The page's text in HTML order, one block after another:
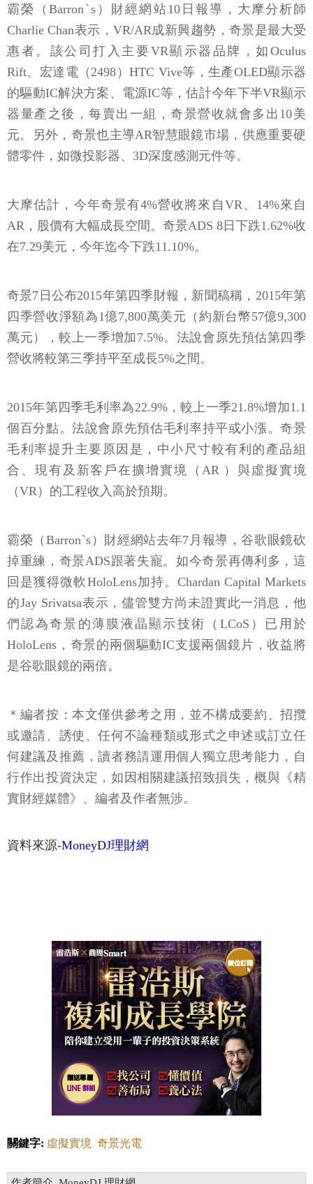
霸榮（Barronˋs）財經網站10日報導，大摩分析師
Charlie Chan表示，VR/AR成新興趨勢，奇景是最大受
惠者。該公司打入主要VR顯示器品牌，如Oculus
Rift、宏達電（2498）HTC Vive等，生產OLED顯示器
的驅動IC解決方案、電源IC等，估計今年下半VR顯示
器量產之後，每賣出一組，奇景營收就會多出10美
元。另外，奇景也主導AR智慧眼鏡市場，供應重要硬
體零件，如微投影器、3D深度感測元件等。
大摩估計，今年奇景有4%營收將來自VR、14%來自
AR，股價有大幅成長空間。奇景ADS 8日下跌1.62%收
在7.29美元，今年迄今下跌11.10%。
奇景7日公布2015年第四季財報，新聞稿稱，2015年第
四季營收淨額為1億7,800萬美元（約新台幣57億9,300
萬元），較上一季增加7.5%。法說會原先預估第四季
營收將較第三季持平至成長5%之間。
2015年第四季毛利率為22.9%，較上一季21.8%增加1.1
個百分點。法說會原先預估毛利率持平或小漲。奇景
毛利率提升主要原因是，中小尺寸較有利的產品組
合、現有及新客戶在擴增實境（AR ）與虛擬實境
（VR）的工程收入高於預期。
霸榮（Barronˋs）財經網站去年7月報導，谷歌眼鏡砍
掉重練，奇景ADS跟著失寵。如今奇景再傳利多，這
回是獲得微軟HoloLens加持。Chardan Capital Markets
的Jay Srivatsa表示，儘管雙方尚未證實此一消息，他
們認為奇景的薄膜液晶顯示技術（LCoS）已用於
HoloLens，奇景的兩個驅動IC支援兩個鏡片，收益將
是谷歌眼鏡的兩倍。
＊編者按：本文僅供參考之用，並不構成要約、招攬
或邀請、誘使、任何不論種類或形式之申述或訂立任
何建議及推薦，讀者務請運用個人獨立思考能力，自
行作出投資決定，如因相關建議招致損失，概與《精
實財經媒體》、編者及作者無涉。
資料來源-MoneyDJ理財網
關鍵字: 虛擬實境 奇景光電